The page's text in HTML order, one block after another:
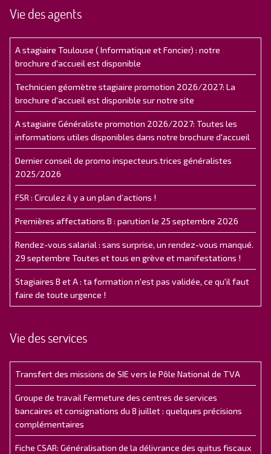
Vie des agents
A stagiaire Toulouse ( Informatique et Foncier) : notre
brochure d'accueil est disponible
Technicien géomètre stagiaire promotion 2026/2027: La
brochure d'accueil est disponible sur notre site
A stagiaire Généraliste promotion 2026/2027: Toutes les
informations utiles disponibles dans notre brochure d'accueil
Dernier conseil de promo inspecteurs.trices généralistes
2025/2026
FSR : Circulez il y a un plan d’actions !
Premières affectations B : parution le 25 septembre 2026
Rendez-vous salarial : sans surprise, un rendez-vous manqué.
29 septembre Toutes et tous en grève et manifestations !
Stagiaires B et A : ta formation n'est pas validée, ce qu'il faut
faire de toute urgence !
Vie des services
Transfert des missions de SIE vers le Pôle National de TVA
Groupe de travail Fermeture des centres de services
bancaires et consignations du 8 juillet : quelques précisions
complémentaires
Fiche CSAR: Généralisation de la délivrance des quitus fiscaux